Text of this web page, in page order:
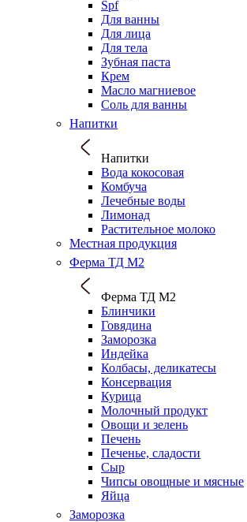
Spf
Для ванны
Для лица
Для тела
Зубная паста
Крем
Масло магниевое
Соль для ванны
Напитки
Напитки
Вода кокосовая
Комбуча
Лечебные воды
Лимонад
Растительное молоко
Местная продукция
Ферма ТД М2
Ферма ТД М2
Блинчики
Говядина
Заморозка
Индейка
Колбасы, деликатесы
Консервация
Курица
Молочный продукт
Овощи и зелень
Печень
Печенье, сладости
Сыр
Чипсы овощные и мясные
Яйца
Заморозка